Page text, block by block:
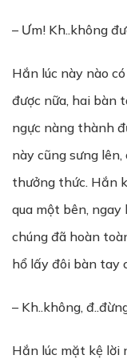
– Ưm! Kh..không
Hắn lúc này nào
được nữa, hai bàn
ngực nàng thành
này cũng sưng
thưởng thức. Hắn
qua một bên,
chúng đã hoàn
hổ lấy đôi bàn tay
– Kh..không,
Hắn lúc mặt kệ lời